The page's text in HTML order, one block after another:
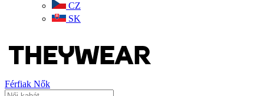
CZ
SK
Férfiak Nők